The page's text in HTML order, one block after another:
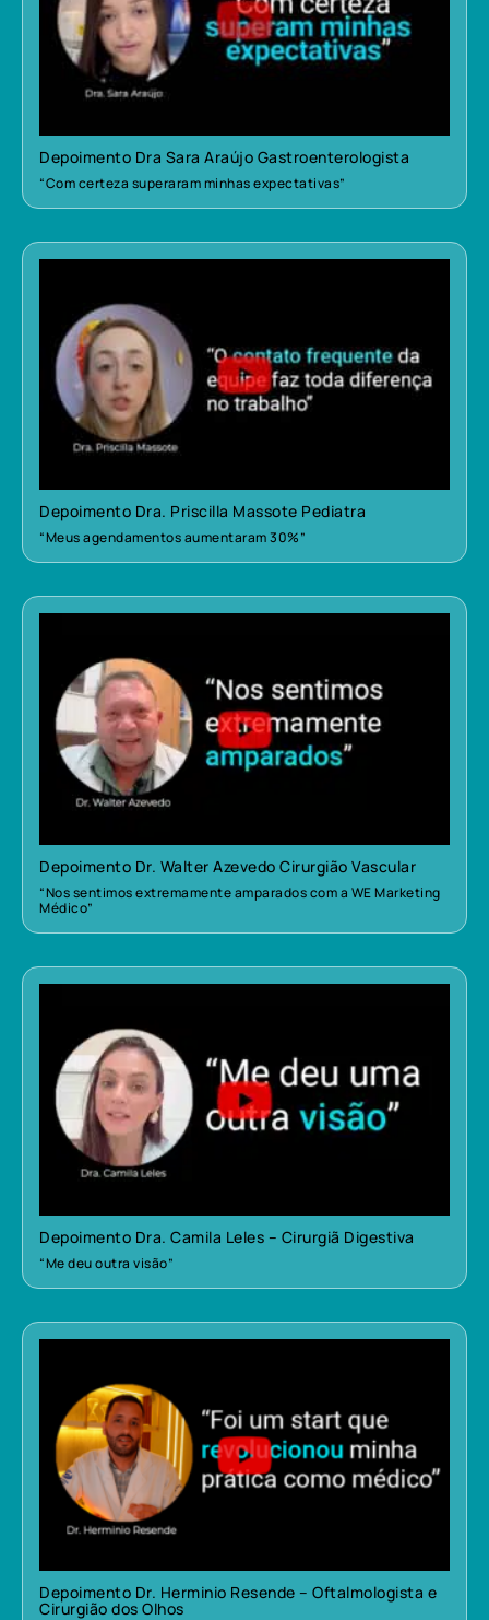
Depoimento Dra Sara Araújo Gastroenterologista
“Com certeza superaram minhas expectativas”
Depoimento Dra. Priscilla Massote Pediatra
“Meus agendamentos aumentaram 30%”
Depoimento Dr. Walter Azevedo Cirurgião Vascular
“Nos sentimos extremamente amparados com a WE Marketing
Médico”
Depoimento Dra. Camila Leles – Cirurgiã Digestiva
“Me deu outra visão”
Depoimento Dr. Herminio Resende – Oftalmologista e
Cirurgião dos Olhos